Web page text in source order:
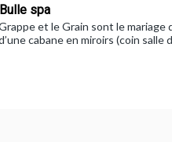
spa
et le Grain sont le mariage
cabane en miroirs (coin salle